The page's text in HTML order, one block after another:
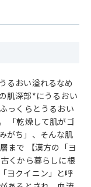
るおい溢れるなめ
肌深部*にうるおい
っくらとうるおい
「乾燥して肌がゴ
がち」、そんな肌
まで 【漢方の「ヨ
くから暮らしに根
ヨクイニン」と呼